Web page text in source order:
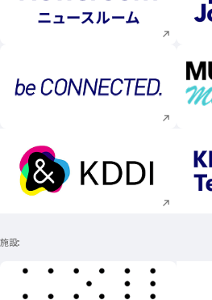
新規ウィンドウで開く
新規ウィンドウで開く
新規ウィンドウで開く
施設